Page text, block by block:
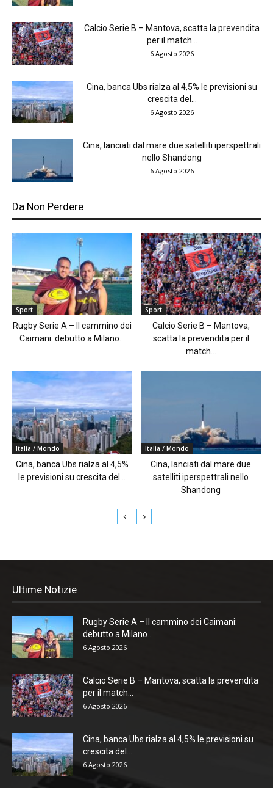
Calcio Serie B – Mantova, scatta la prevendita
per il match...
6 Agosto 2026
Cina, banca Ubs rialza al 4,5% le previsioni su
crescita del...
6 Agosto 2026
Cina, lanciati dal mare due satelliti iperspettrali
nello Shandong
6 Agosto 2026
Da Non Perdere
Sport
Rugby Serie A – Il cammino dei
Caimani: debutto a Milano...
Sport
Calcio Serie B – Mantova,
scatta la prevendita per il
match...
Italia / Mondo
Cina, banca Ubs rialza al 4,5%
le previsioni su crescita del...
Italia / Mondo
Cina, lanciati dal mare due
satelliti iperspettrali nello
Shandong
Ultime Notizie
Rugby Serie A – Il cammino dei Caimani:
debutto a Milano...
6 Agosto 2026
Calcio Serie B – Mantova, scatta la prevendita
per il match...
6 Agosto 2026
Cina, banca Ubs rialza al 4,5% le previsioni su
crescita del...
6 Agosto 2026